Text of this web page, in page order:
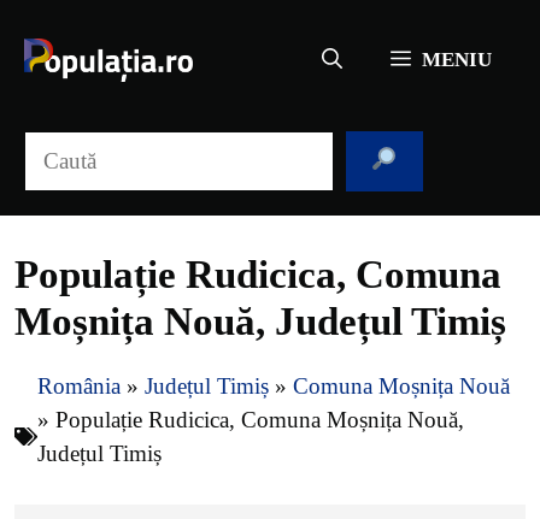
conținut
MENIU
Populație Rudicica, Comuna
Moșnița Nouă, Județul Timiș
România » Județul Timiș » Comuna Moșnița Nouă
» Populație Rudicica, Comuna Moșnița Nouă,
Județul Timiș